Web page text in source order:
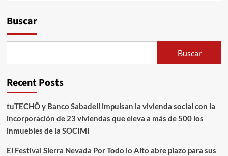
Buscar
Buscar
Recent Posts
tuTECHÔ y Banco Sabadell impulsan la vivienda social con la
incorporación de 23 viviendas que eleva a más de 500 los
inmuebles de la SOCIMI
El Festival Sierra Nevada Por Todo lo Alto abre plazo para sus